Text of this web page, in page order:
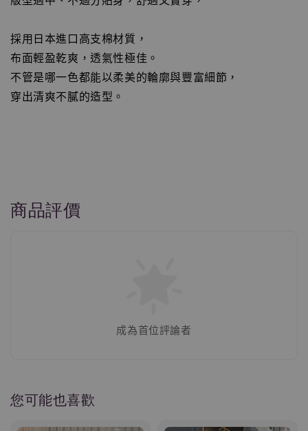
採用日本進口高支棉材質，
布面輕盈乾爽，透氣性極佳。
不管是哪一色都能以柔美的輪廓與豐富細節，
穿出清爽不膩的造型。
商品評價
成為首位評論者
您可能也喜歡